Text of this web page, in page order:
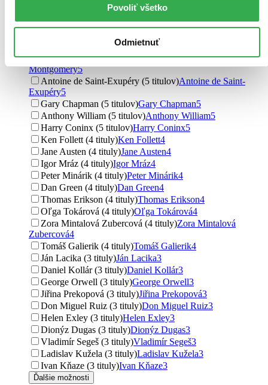
Povoliť všetko
Odmietnuť
Ivan Hričovský (7 titulov) Ivan Hričovský
Simon Mugford (7 titulov)Simon Mugford7
Paulína Žemberová (6 titulov)Paulína Žemberová
Lucy Maud Montgomery (5 titulov)Lucy Maud
Montgomery5
Antoine de Saint-Exupéry (5 titulov)Antoine de Saint-
Exupéry5
Gary Chapman (5 titulov)Gary Chapman5
Anthony William (5 titulov)Anthony William5
Harry Coninx (5 titulov)Harry Coninx5
Ken Follett (4 tituly)Ken Follett4
Jane Austen (4 tituly)Jane Austen4
Igor Mráz (4 tituly)Igor Mráz4
Peter Minárik (4 tituly)Peter Minárik4
Dan Green (4 tituly)Dan Green4
Thomas Erikson (4 tituly)Thomas Erikson4
Oľga Tokárová (4 tituly)Oľga Tokárová4
Zora Mintalová Zubercová (4 tituly)Zora Mintalová
Zubercová4
Tomáš Galierik (4 tituly)Tomáš Galierik4
Ján Lacika (3 tituly)Ján Lacika3
Daniel Kollár (3 tituly)Daniel Kollár3
George Orwell (3 tituly)George Orwell3
Jiřina Prekopová (3 tituly)Jiřina Prekopová3
Don Miguel Ruiz (3 tituly)Don Miguel Ruiz3
Helen Exley (3 tituly)Helen Exley3
Dionýz Dugas (3 tituly)Dionýz Dugas3
Vladimír Segeš (3 tituly)Vladimír Segeš3
Ladislav Kužela (3 tituly)Ladislav Kužela3
Ivan Kňaze (3 tituly)Ivan Kňaze3
Ďalšie možnosti